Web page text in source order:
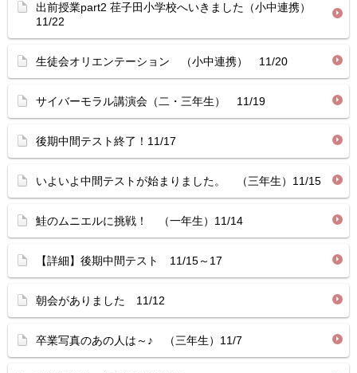
出前授業part2 荏子田小学校へいきました（小中連携）
11/22
生徒会オリエンテーション （小中連携） 11/20
サイバーモラル講演会（二・三年生） 11/19
後期中間テスト終了！11/17
いよいよ中間テストが始まりました。 （三年生）11/15
鮭のムニエルに挑戦！ （一年生）11/14
【詳細】後期中間テスト 11/15～17
朝会がありました 11/12
卒業写真のあの人は～♪ （三年生）11/7